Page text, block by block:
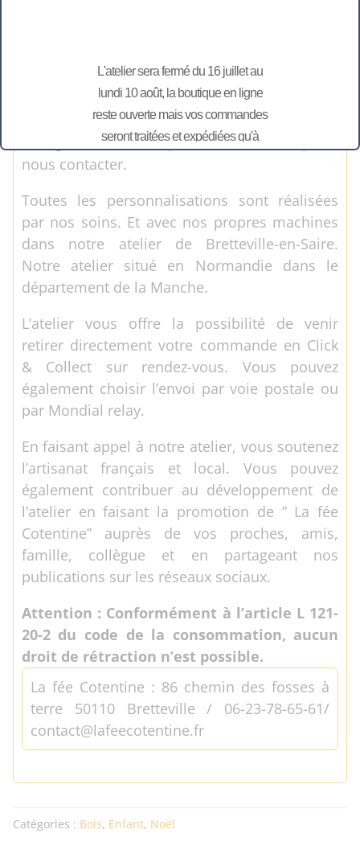
pour vos grands événements: mariage,
anniversaire, baptême, naissance, … avec des
éléments de décoration en tissu, ou encore en
bois gravés ou découpés, alors n’hésitez pas à
nous contacter.
Toutes les personnalisations sont réalisées
par nos soins. Et avec nos propres machines
dans notre atelier de Bretteville-en-Saire.
Notre atelier situé en Normandie dans le
département de la Manche.
L’atelier vous offre la possibilité de venir
retirer directement votre commande en Click
& Collect sur rendez-vous. Vous pouvez
également choisir l’envoi par voie postale ou
par Mondial relay.
En faisant appel à notre atelier, vous soutenez
l’artisanat français et local. Vous pouvez
également contribuer au développement de
l’atelier en faisant la promotion de ” La fée
Cotentine” auprès de vos proches, amis,
famille, collègue et en partageant nos
publications sur les réseaux sociaux.
Attention : Conformément à l’article L 121-
20-2 du code de la consommation, aucun
droit de rétraction n’est possible.
La fée Cotentine : 86 chemin des fosses à
terre 50110 Bretteville / 06-23-78-65-61/
contact@lafeecotentine.fr
Catégories : Bois, Enfant, Noël
L'atelier sera fermé du 16 juillet au
lundi 10 août, la boutique en ligne
reste ouverte mais vos commandes
seront traitées et expédiées qu'à